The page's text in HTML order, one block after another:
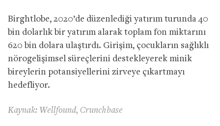
Birghtlobe, 2020’de düzenlediği yatırım turunda 40
bin dolarlık bir yatırım alarak toplam fon miktarını
620 bin dolara ulaştırdı. Girişim, çocukların sağlıklı
nörogelişimsel süreçlerini destekleyerek minik
bireylerin potansiyellerini zirveye çıkartmayı
hedefliyor.
Kaynak: Wellfound, Crunchbase